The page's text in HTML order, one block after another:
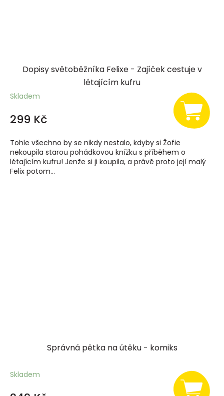
Dopisy světoběžníka Felixe - Zajíček cestuje v
létajícím kufru
Skladem
299 Kč
Tohle všechno by se nikdy nestalo, kdyby si Žofie
nekoupila starou pohádkovou knížku s příběhem o
létajícím kufru! Jenže si ji koupila, a právě proto její malý
Felix potom...
Správná pětka na útěku - komiks
Skladem